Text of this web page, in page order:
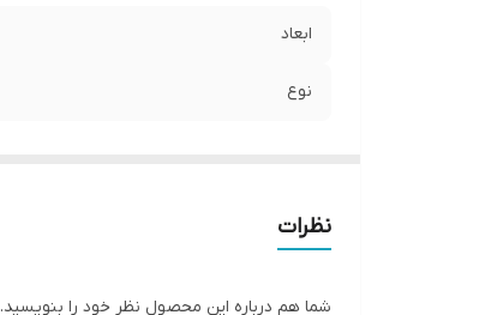
ابعاد
نوع
نظرات
شما هم درباره این محصول نظر خود را بنویسید.